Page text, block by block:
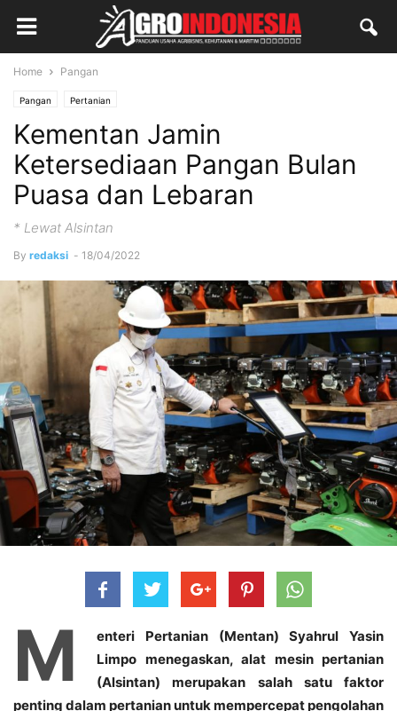
Home Pangan
Pangan Pertanian
Kementan Jamin
Ketersediaan Pangan Bulan
Puasa dan Lebaran
* Lewat Alsintan
By redaksi - 18/04/2022
M
enteri Pertanian (Mentan) Syahrul Yasin
Limpo menegaskan, alat mesin pertanian
(Alsintan) merupakan salah satu faktor
penting dalam pertanian untuk mempercepat pengolahan